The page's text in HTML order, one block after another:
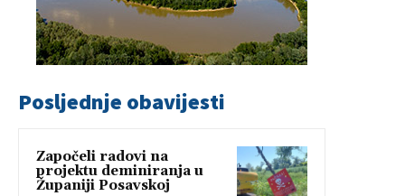
Posljednje obavijesti
Započeli radovi na
projektu deminiranja u
Županiji Posavskoj